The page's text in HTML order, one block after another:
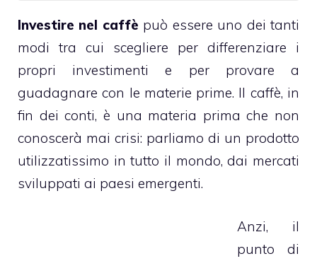
Investire nel caffè può essere uno dei tanti
modi tra cui scegliere per differenziare i
propri investimenti e per provare a
guadagnare con le materie prime. Il caffè, in
fin dei conti, è una materia prima che non
conoscerà mai crisi: parliamo di un prodotto
utilizzatissimo in tutto il mondo, dai mercati
sviluppati ai paesi emergenti.
Anzi, il
punto di